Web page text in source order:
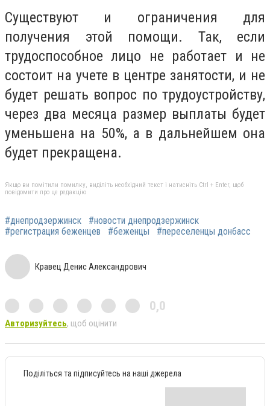
Существуют и ограничения для
получения этой помощи. Так, если
трудоспособное лицо не работает и не
состоит на учете в центре занятости, и не
будет решать вопрос по трудоустройству,
через два месяца размер выплаты будет
уменьшена на 50%, а в дальнейшем она
будет прекращена.
Якщо ви помітили помилку, виділіть необхідний текст і натисніть Ctrl + Enter, щоб
повідомити про це редакцію
#днепродзержинск
#новости днепродзержинск
#регистрация беженцев
#беженцы #переселенцы донбасс
Кравец Денис Александрович
0,0
Авторизуйтесь, щоб оцінити
Поділіться та підписуйтесь на наші джерела